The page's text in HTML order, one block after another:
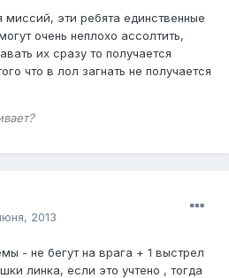
эти ребята единственные
очень неплохо ассолтить,
их сразу то получается
что в лол загнать не получается
2013
- не бегут на врага + 1 выстрел
линка, если это учтено , тогда